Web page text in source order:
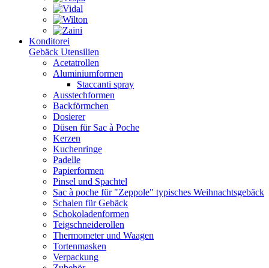
Konditorei
Gebäck Utensilien
Acetatrollen
Aluminiumformen
Staccanti spray
Ausstechformen
Backförmchen
Dosierer
Düsen für Sac à Poche
Kerzen
Kuchenringe
Padelle
Papierformen
Pinsel und Spachtel
Sac à poche für "Zeppole" typisches Weihnachtsgebäck
Schalen für Gebäck
Schokoladenformen
Teigschneiderollen
Thermometer und Waagen
Tortenmasken
Verpackung